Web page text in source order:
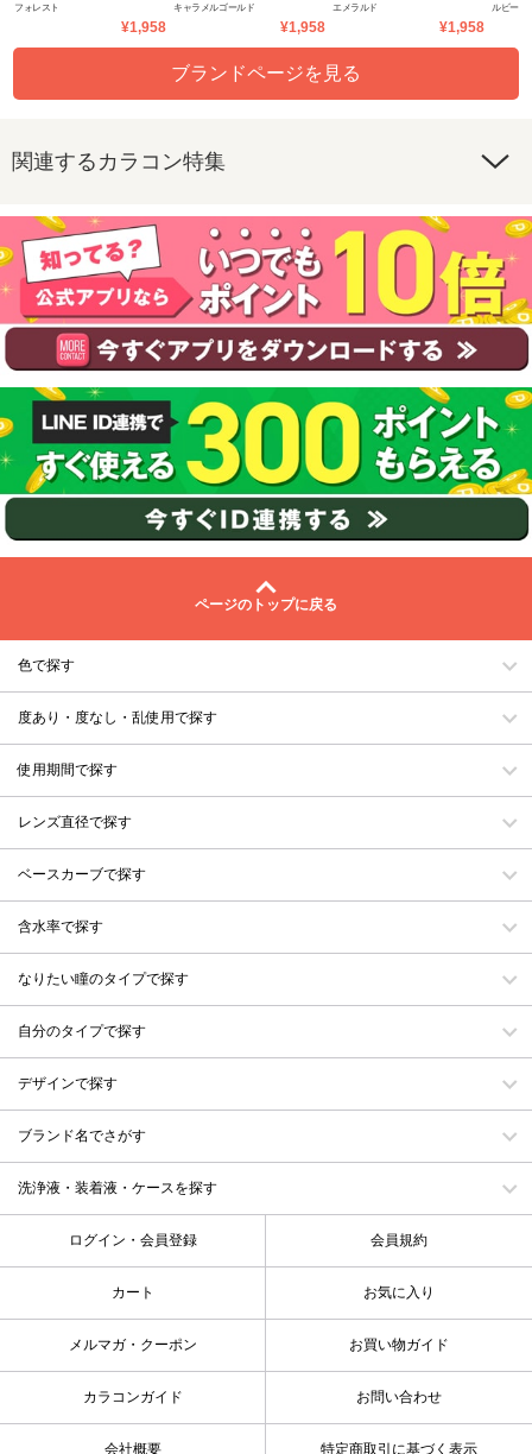
フォレスト
¥1,958
キャラメルゴールド
¥1,958
エメラルド
¥1,958
ルビー
ブランドページを見る
関連するカラコン特集
ページのトップに戻る
色で探す
度あり・度なし・乱使用で探す
使用期間で探す
レンズ直径で探す
ベースカーブで探す
含水率で探す
なりたい瞳のタイプで探す
自分のタイプで探す
デザインで探す
ブランド名でさがす
洗浄液・装着液・ケースを探す
ログイン・会員登録 会員規約
カート お気に入り
メルマガ・クーポン お買い物ガイド
カラコンガイド お問い合わせ
会社概要 特定商取引に基づく表示